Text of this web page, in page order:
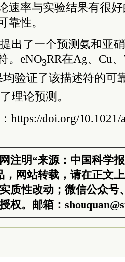
速率与实验结果有很
靠性。
出了一个预测氨和亚
。eNO3RR在Ag、Cu
均验证了该描述符的可
理论预测。
https://doi.org/10.1021/
注明“来源：中国科学
，网站转载，请在正文
质性改动；微信公众号
权。邮箱：